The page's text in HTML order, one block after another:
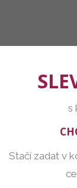
s
Stačí zadat v